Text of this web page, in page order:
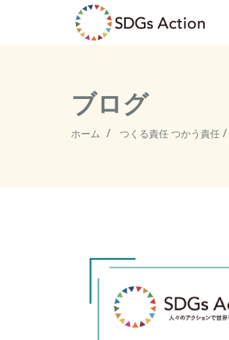
ブログ
ホーム つくる責任 つかう責任 /